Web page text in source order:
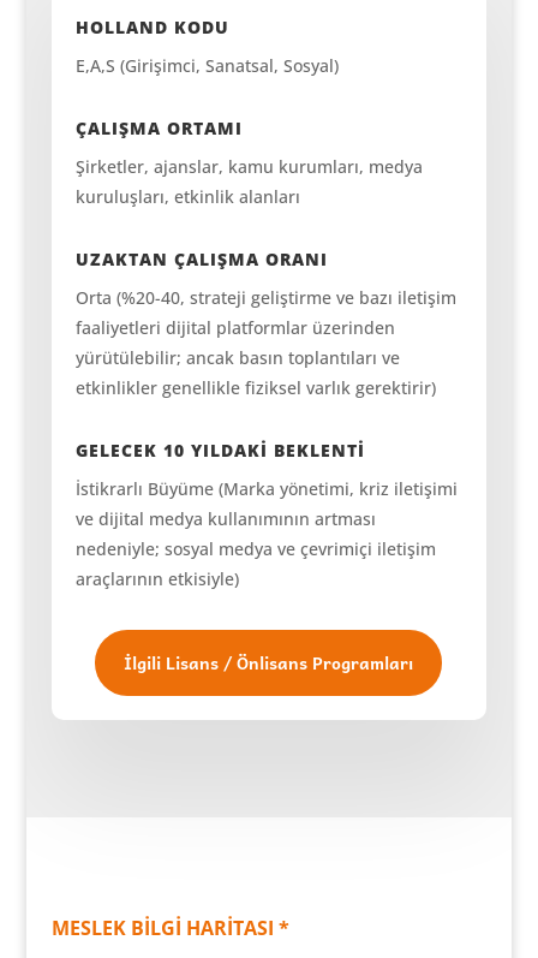
HOLLAND KODU
E,A,S (Girişimci, Sanatsal, Sosyal)
ÇALIŞMA ORTAMI
Şirketler, ajanslar, kamu kurumları, medya
kuruluşları, etkinlik alanları
UZAKTAN ÇALIŞMA ORANI
Orta (%20-40, strateji geliştirme ve bazı iletişim
faaliyetleri dijital platformlar üzerinden
yürütülebilir; ancak basın toplantıları ve
etkinlikler genellikle fiziksel varlık gerektirir)
GELECEK 10 YILDAKİ BEKLENTİ
İstikrarlı Büyüme (Marka yönetimi, kriz iletişimi
ve dijital medya kullanımının artması
nedeniyle; sosyal medya ve çevrimiçi iletişim
araçlarının etkisiyle)
İlgili Lisans / Önlisans Programları
MESLEK BİLGİ HARİTASI *